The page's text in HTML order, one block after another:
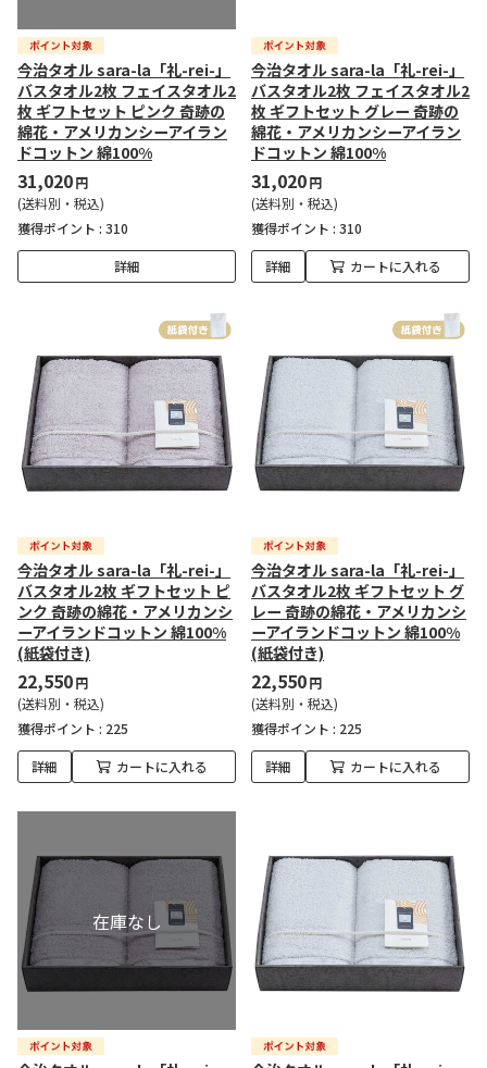
今治タオル sara-la「礼-rei-」
バスタオル2枚 フェイスタオル2
枚 ギフトセット ピンク 奇跡の
綿花・アメリカンシーアイラン
ドコットン 綿100%
31,020円
(送料別・税込)
獲得ポイント : 310
詳細
今治タオル sara-la「礼-rei-」
バスタオル2枚 フェイスタオル2
枚 ギフトセット グレー 奇跡の
綿花・アメリカンシーアイラン
ドコットン 綿100%
31,020円
(送料別・税込)
獲得ポイント : 310
詳細 カートに入れる
今治タオル sara-la「礼-rei-」
バスタオル2枚 ギフトセット ピ
ンク 奇跡の綿花・アメリカンシ
ーアイランドコットン 綿100%
(紙袋付き)
22,550円
(送料別・税込)
獲得ポイント : 225
詳細 カートに入れる
今治タオル sara-la「礼-rei-」
バスタオル2枚 ギフトセット グ
レー 奇跡の綿花・アメリカンシ
ーアイランドコットン 綿100%
(紙袋付き)
22,550円
(送料別・税込)
獲得ポイント : 225
詳細 カートに入れる